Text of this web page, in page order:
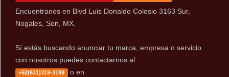
Encuentranos en Blvd Luis Donaldo Colosio 3163 Sur,
Nogales, Son, MX.
Sí estás buscando anunciar tu marca, empresa o servicio
con nosotros puedes contactarnos al:
+52(631)319-3199 o en